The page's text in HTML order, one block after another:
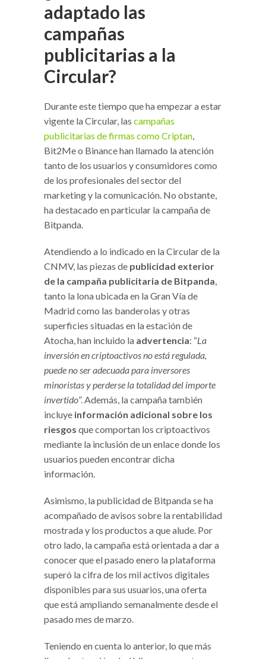
adaptado las
campañas
publicitarias a la
Circular?
Durante este tiempo que ha empezar a estar
vigente la Circular, las campañas
publicitarias de firmas como Criptan,
Bit2Me o Binance han llamado la atención
tanto de los usuarios y consumidores como
de los profesionales del sector del
marketing y la comunicación. No obstante,
ha destacado en particular la campaña de
Bitpanda.
Atendiendo a lo indicado en la Circular de la
CNMV, las piezas de publicidad exterior
de la campaña publicitaria de Bitpanda,
tanto la lona ubicada en la Gran Vía de
Madrid como las banderolas y otras
superficies situadas en la estación de
Atocha, han incluido la advertencia: “La
inversión en criptoactivos no está regulada,
puede no ser adecuada para inversores
minoristas y perderse la totalidad del importe
invertido”. Además, la campaña también
incluye información adicional sobre los
riesgos que comportan los criptoactivos
mediante la inclusión de un enlace donde los
usuarios pueden encontrar dicha
información.
Asimismo, la publicidad de Bitpanda se ha
acompañado de avisos sobre la rentabilidad
mostrada y los productos a que alude. Por
otro lado, la campaña está orientada a dar a
conocer que el pasado enero la plataforma
superó la cifra de los mil activos digitales
disponibles para sus usuarios, una oferta
que está ampliando semanalmente desde el
pasado mes de marzo.
Teniendo en cuenta lo anterior, lo que más